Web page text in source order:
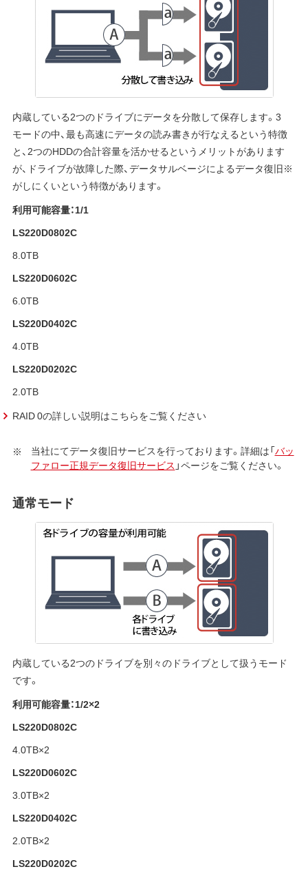
内蔵している2つのドライブにデータを分散して保存します。3
モードの中、最も高速にデータの読み書きが行なえるという特徴
と、2つのHDDの合計容量を活かせるというメリットがあります
が、ドライブが故障した際、データサルベージによるデータ復旧※
がしにくいという特徴があります。
利用可能容量：1/1
LS220D0802C
8.0TB
LS220D0602C
6.0TB
LS220D0402C
4.0TB
LS220D0202C
2.0TB
RAID 0の詳しい説明はこちらをご覧ください
当社にてデータ復旧サービスを行っております。詳細は「バッ
ファロー正規データ復旧サービス 」ページをご覧ください。
通常モード
内蔵している2つのドライブを別々のドライブとして扱うモード
です。
利用可能容量：1/2×2
LS220D0802C
4.0TB×2
LS220D0602C
3.0TB×2
LS220D0402C
2.0TB×2
LS220D0202C